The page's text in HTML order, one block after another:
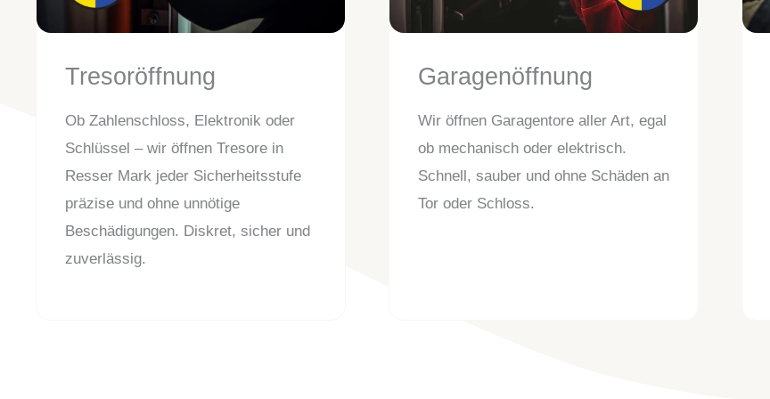
Tresoröffnung
Ob Zahlenschloss, Elektronik oder
Schlüssel – wir öffnen Tresore in
Resser Mark jeder Sicherheitsstufe
präzise und ohne unnötige
Beschädigungen. Diskret, sicher und
zuverlässig.
Garagenöffnung
Wir öffnen Garagentore aller Art, egal
ob mechanisch oder elektrisch.
Schnell, sauber und ohne Schäden an
Tor oder Schloss.